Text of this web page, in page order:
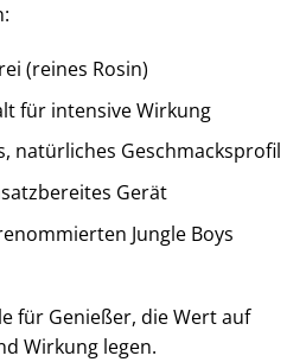
(reines Rosin)
für intensive Wirkung
natürliches Geschmacksprofil
Gerät
Jungle Boys
für Genießer, die Wert auf
Wirkung legen.